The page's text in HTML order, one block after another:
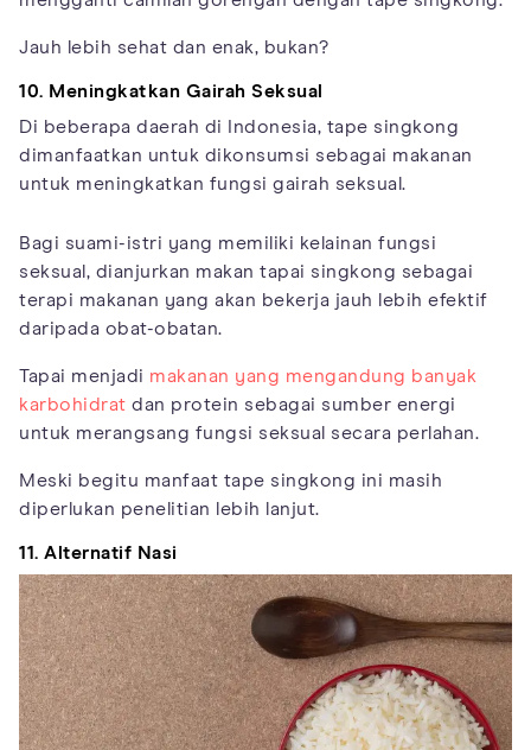
Jauh lebih sehat dan enak, bukan?
10. Meningkatkan Gairah Seksual
Di beberapa daerah di Indonesia, tape singkong
dimanfaatkan untuk dikonsumsi sebagai makanan
untuk meningkatkan fungsi gairah seksual.
Bagi suami-istri yang memiliki kelainan fungsi
seksual, dianjurkan makan tapai singkong sebagai
terapi makanan yang akan bekerja jauh lebih efektif
daripada obat-obatan.
Tapai menjadi makanan yang mengandung banyak
karbohidrat dan protein sebagai sumber energi
untuk merangsang fungsi seksual secara perlahan.
Meski begitu manfaat tape singkong ini masih
diperlukan penelitian lebih lanjut.
11. Alternatif Nasi